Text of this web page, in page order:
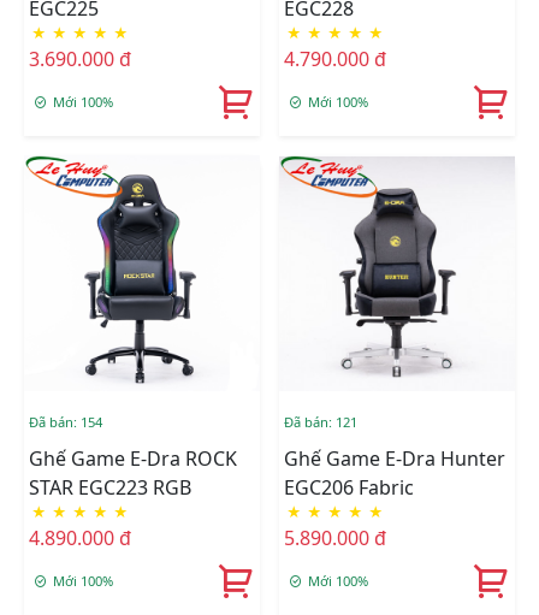
EGC225
★ ★ ★ ★ ★
3.690.000 đ
Mới 100%
EGC228
★ ★ ★ ★ ★
4.790.000 đ
Mới 100%
Đã bán: 154
Ghế Game E-Dra ROCK
STAR EGC223 RGB
★ ★ ★ ★ ★
4.890.000 đ
Mới 100%
Đã bán: 121
Ghế Game E-Dra Hunter
EGC206 Fabric
★ ★ ★ ★ ★
5.890.000 đ
Mới 100%